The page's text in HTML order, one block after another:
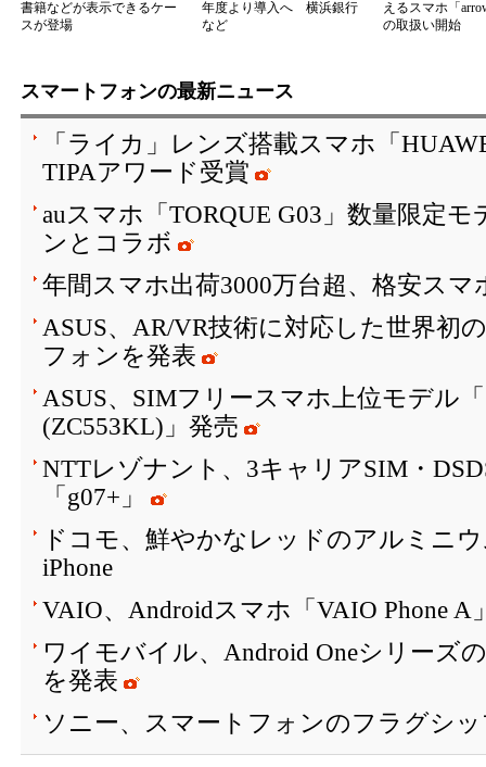
書籍などが表示できるケー
スが登場
年度より導入へ 横浜銀行
など
えるスマホ「
の取扱い開始
スマートフォンの最新ニュース
「ライカ」レンズ搭載スマホ「
TIPAアワード受賞
auスマホ「TORQUE G03」数量限定
ンとコラボ
年間スマホ出荷3000万台超、格安スマ
ASUS、AR/VR技術に対応した世界初
フォンを発表
ASUS、SIMフリースマホ上位モデル「
(ZC553KL)」発売
NTTレゾナント、3キャリアSIM・
「g07+」
ドコモ、鮮やかなレッドのアルミニ
iPhone
VAIO、Androidスマホ「VAIO Phone A
ワイモバイル、Android Oneシリーズ
を発表
ソニー、スマートフォンのフラグシ